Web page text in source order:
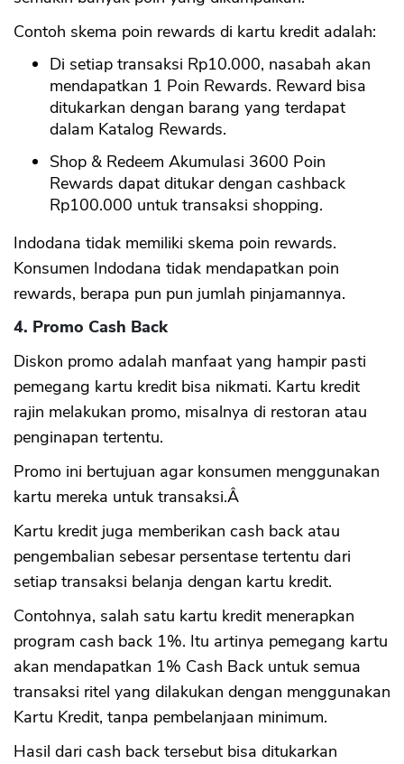
Contoh skema poin rewards di kartu kredit adalah:
Di setiap transaksi Rp10.000, nasabah akan
mendapatkan 1 Poin Rewards. Reward bisa
ditukarkan dengan barang yang terdapat
dalam Katalog Rewards.
Shop & Redeem Akumulasi 3600 Poin
Rewards dapat ditukar dengan cashback
Rp100.000 untuk transaksi shopping.
Indodana tidak memiliki skema poin rewards.
Konsumen Indodana tidak mendapatkan poin
rewards, berapa pun pun jumlah pinjamannya.
4. Promo Cash Back
Diskon promo adalah manfaat yang hampir pasti
pemegang kartu kredit bisa nikmati. Kartu kredit
rajin melakukan promo, misalnya di restoran atau
penginapan tertentu.
Promo ini bertujuan agar konsumen menggunakan
kartu mereka untuk transaksi.Â
Kartu kredit juga memberikan cash back atau
pengembalian sebesar persentase tertentu dari
setiap transaksi belanja dengan kartu kredit.
Contohnya, salah satu kartu kredit menerapkan
program cash back 1%. Itu artinya pemegang kartu
akan mendapatkan 1% Cash Back untuk semua
transaksi ritel yang dilakukan dengan menggunakan
Kartu Kredit, tanpa pembelanjaan minimum.
Hasil dari cash back tersebut bisa ditukarkan